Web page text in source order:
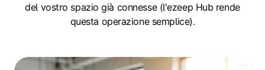
del vostro spazio già connesse (l'ezeep Hub rende
questa operazione semplice).